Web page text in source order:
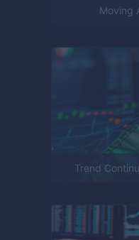
Moving
Trend